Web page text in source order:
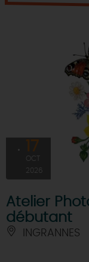
17
OCT
2026
Atelier
débutant
INGRANNES